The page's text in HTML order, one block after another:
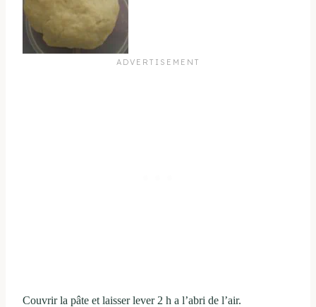
Couvrir la pâte et laisser lever 2 h a l’abri de l’air.